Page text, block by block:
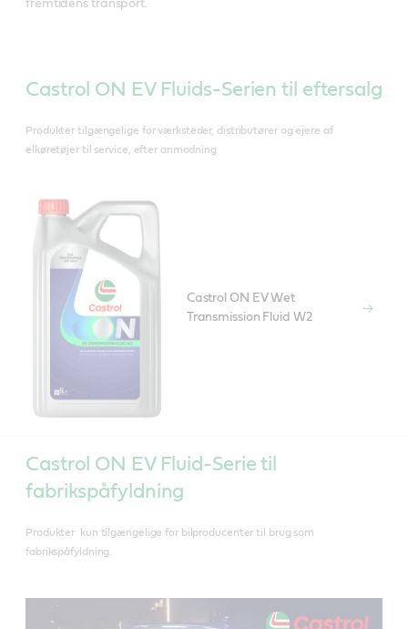
fremtidens transport.
Castrol ON EV Fluids-Serien til eftersalg
Produkter tilgængelige for værksteder, distributører og ejere af
elkøretøjer til service, efter anmodning
Castrol ON EV Wet
Transmission Fluid W2
Castrol ON EV Fluid-Serie til
fabrikspåfyldning
Produkter kun tilgængelige for bilproducenter til brug som
fabrikspåfyldning. ​